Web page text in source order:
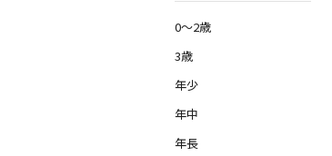
0～2歳
3歳
年少
年中
年長